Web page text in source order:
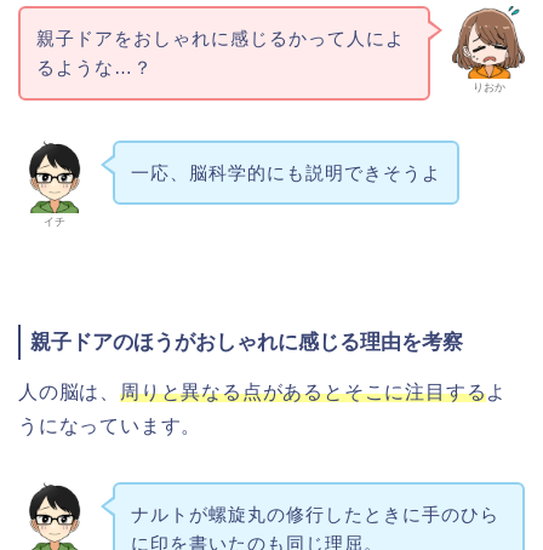
りおか
親子ドアをおしゃれに感じるかって人によ
るような…？
イチ
一応、脳科学的にも説明できそうよ
親子ドアのほうがおしゃれに感じる理由を考察
人の脳は、 周りと異なる点があるとそこに注目するよ
うになっています。
ナルトが螺旋丸の修行したときに手のひら
に印を書いたのも同じ理屈。